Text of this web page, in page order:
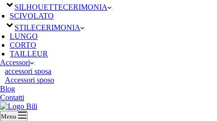
SILHOUETTECERIMONIA
SCIVOLATO
STILECERIMONIA
LUNGO
CORTO
TAILLEUR
Accessori
accessori sposa
Accessori sposo
Blog
Contatti
Menu